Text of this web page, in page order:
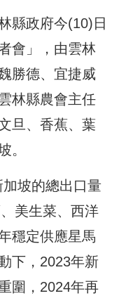
縣政府今(10)日
會」，由雲林
勝德、宜捷威
林縣農會主任
旦、香蕉、葉
。
坡的總出口量
美生菜、西洋
穩定供應星馬
下，2023年新
圍，2024年再